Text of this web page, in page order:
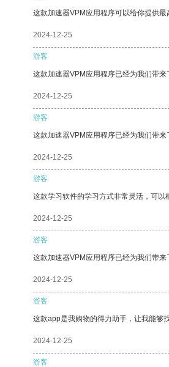
这款加速器VPM应用程序可以给你提供
2024-12-25
游客
这款加速器VPM应用程序已经为我们带来
2024-12-25
游客
这款加速器VPM应用程序已经为我们带来
2024-12-25
游客
这款学习软件的学习方式非常灵活，可以
2024-12-25
游客
这款加速器VPM应用程序已经为我们带来
2024-12-25
游客
这款app是我购物的得力助手，让我能够
2024-12-25
游客